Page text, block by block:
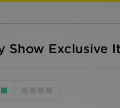
Show Exclusive